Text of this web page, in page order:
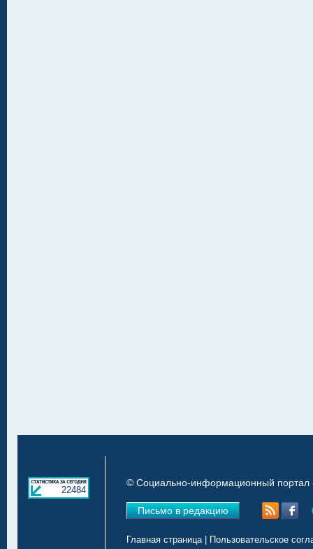
22484
© Социально-информационный портал
Письмо в редакцию
Главная страница| Пользовательское